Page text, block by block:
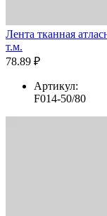
Лента тканная
т.м.
78.89 ₽
Артикул:
F014-50/80